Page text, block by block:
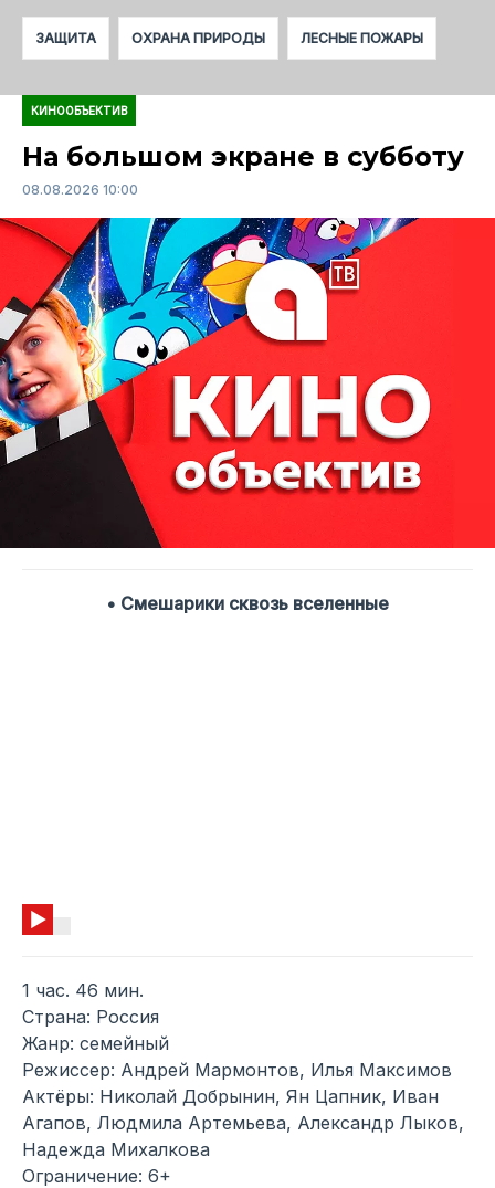
ЗАЩИТА ОХРАНА ПРИРОДЫ ЛЕСНЫЕ ПОЖАРЫ
КИНООБЪЕКТИВ
На большом экране в субботу
08.08.2026 10:00
• Смешарики сквозь вселенные
1 час. 46 мин.
Страна: Россия
Жанр: семейный
Режиссер: Андрей Мармонтов, Илья Максимов
Актёры: Николай Добрынин, Ян Цапник, Иван
Агапов, Людмила Артемьева, Александр Лыков,
Надежда Михалкова
Ограничение: 6+